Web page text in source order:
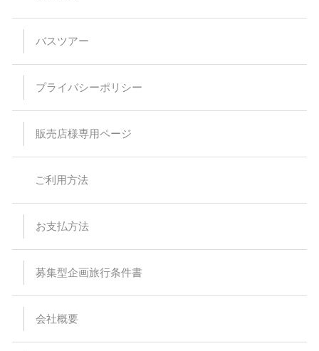
バスツアー
プライバシーポリシー
販売店様専用ページ
ご利用方法
お支払方法
募集型企画旅行条件書
会社概要